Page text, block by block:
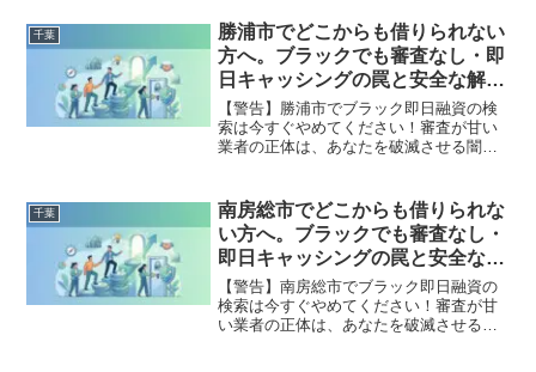
市で違法業者を避け、借金地獄から抜け
出した方々の実体験と確実な解決策を完
全公開。
千葉
勝浦市でどこからも借りられない
方へ。ブラックでも審査なし・即
日キャッシングの罠と安全な解決
策
【警告】勝浦市でブラック即日融資の検
索は今すぐやめてください！審査が甘い
業者の正体は、あなたを破滅させる闇金
市で違法業者を避け、借金地獄から抜け
出した方々の実体験と確実な解決策を完
全公開。
千葉
南房総市でどこからも借りられな
い方へ。ブラックでも審査なし・
即日キャッシングの罠と安全な解
決策
【警告】南房総市でブラック即日融資の
検索は今すぐやめてください！審査が甘
い業者の正体は、あなたを破滅させる闇